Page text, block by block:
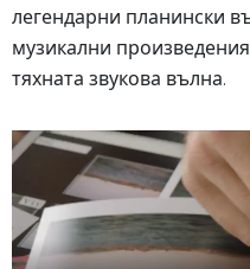
легендарни планински
музикални
тяхната звукова вълна.